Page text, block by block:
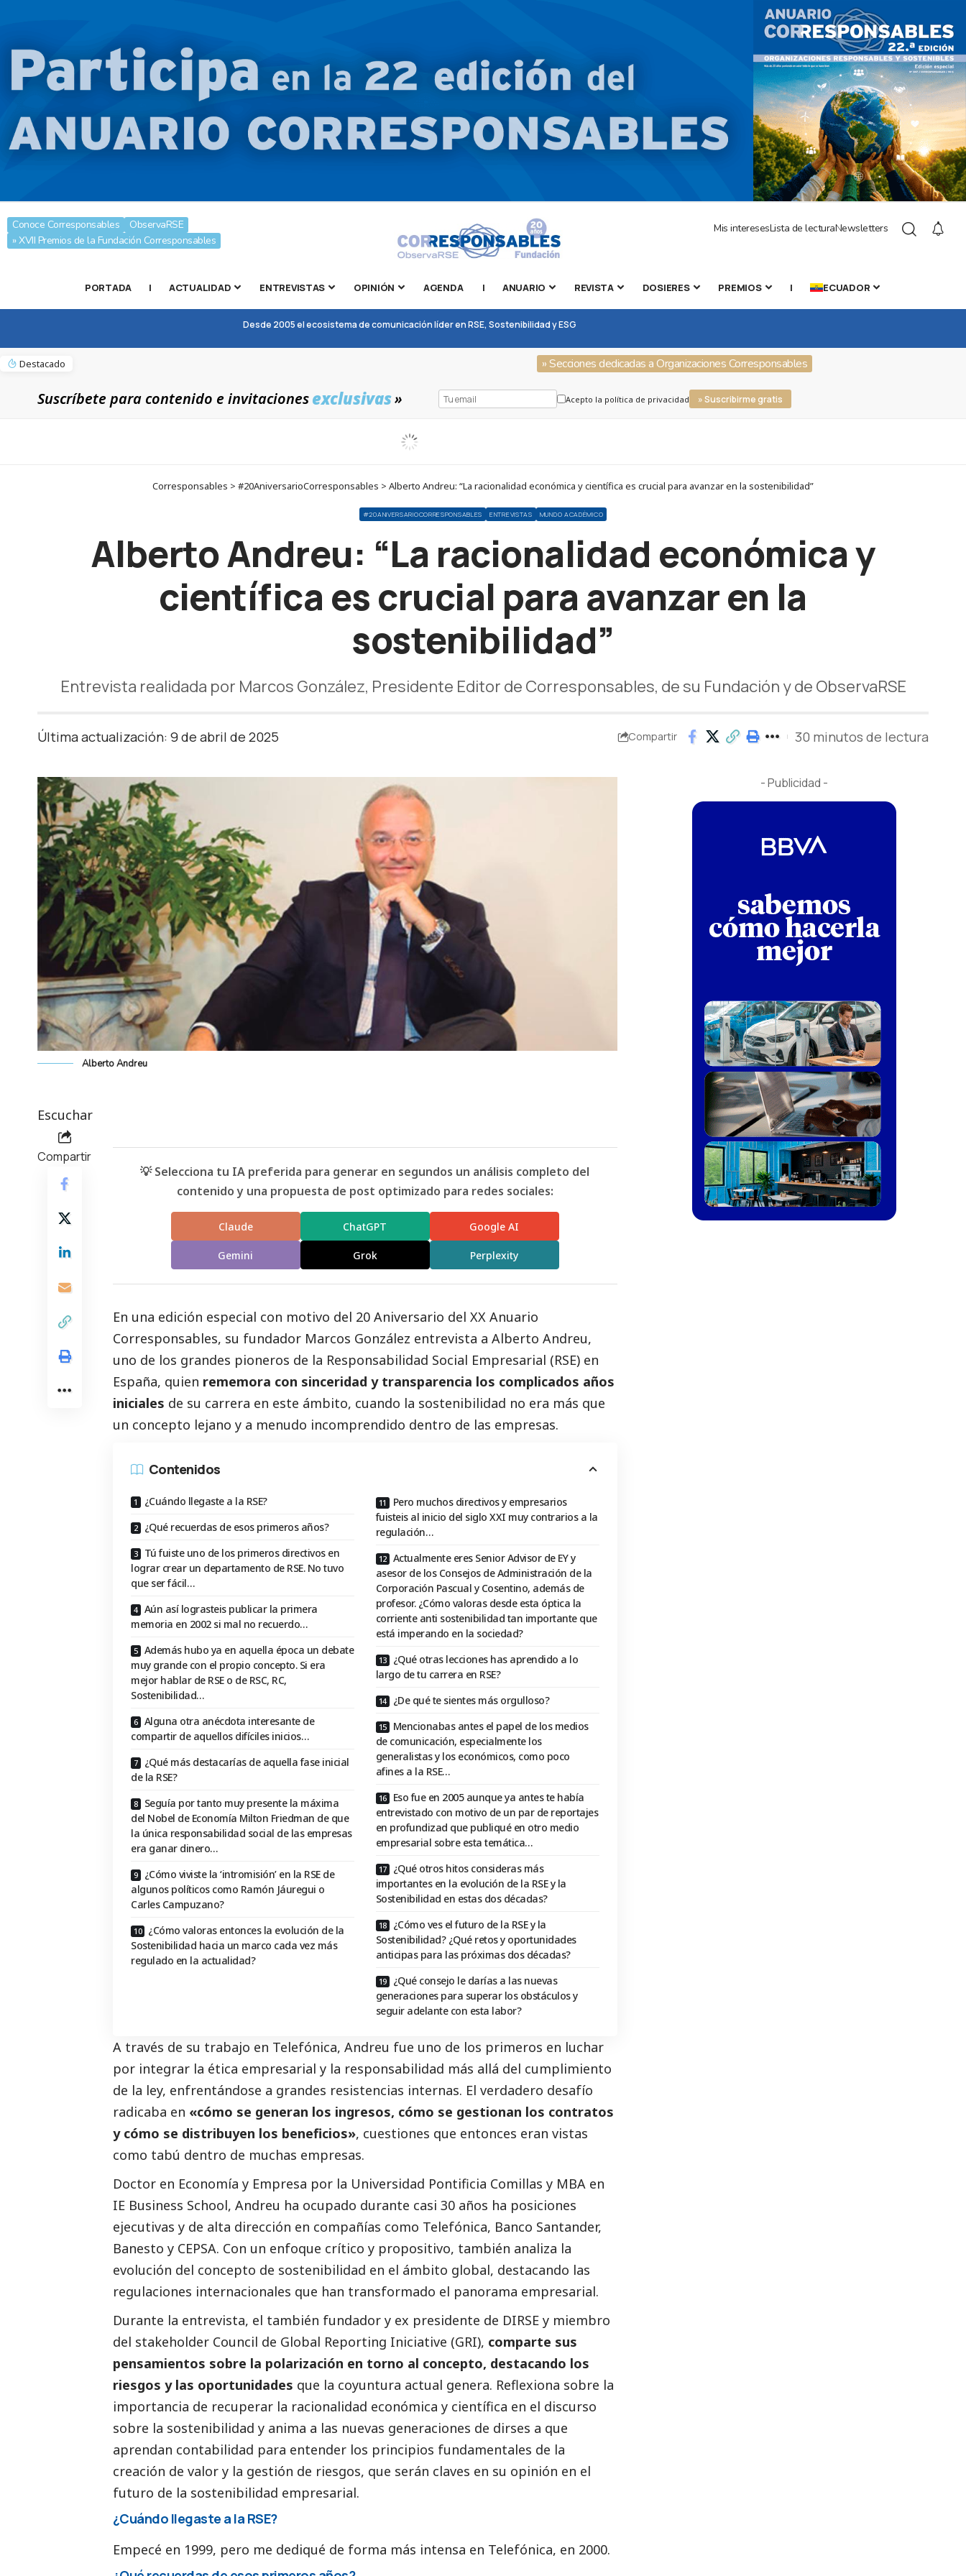
Conoce Corresponsables
ObservaRSE
» XVII Premios de la Fundación Corresponsables
Mis interesesLista de lecturaNewsletters
PORTADA | ACTUALIDAD ENTREVISTAS OPINIÓN AGENDA | ANUARIO REVISTA DOSIERES PREMIOS | ECUADOR
Desde 2005 el ecosistema de comunicación líder en RSE, Sostenibilidad y ESG
Destacado » Secciones dedicadas a Organizaciones Corresponsables
Suscríbete para contenido e invitacionesexclusivas» Acepto la política de privacidad » Suscribirme gratis
Corresponsables > #20AniversarioCorresponsables > Alberto Andreu: “La racionalidad económica y científica es crucial para avanzar en la sostenibilidad”
#20ANIVERSARIOCORRESPONSABLES ENTREVISTAS MUNDO ACADÉMICO
Alberto Andreu: “La racionalidad económica y
científica es crucial para avanzar en la
sostenibilidad”
Entrevista realidada por Marcos González, Presidente Editor de Corresponsables, de su Fundación y de ObservaRSE
Última actualización: 9 de abril de 2025 Compartir 30 minutos de lectura
Alberto Andreu
Escuchar
Compartir
💡 Selecciona tu IA preferida para generar en segundos un análisis completo del
contenido y una propuesta de post optimizado para redes sociales:
Claude ChatGPT Google AI
Gemini Grok Perplexity
En una edición especial con motivo del 20 Aniversario del XX Anuario
Corresponsables, su fundador Marcos González entrevista a Alberto Andreu,
uno de los grandes pioneros de la Responsabilidad Social Empresarial (RSE) en
España, quien rememora con sinceridad y transparencia los complicados años
iniciales de su carrera en este ámbito, cuando la sostenibilidad no era más que
un concepto lejano y a menudo incomprendido dentro de las empresas.
Contenidos
¿Cuándo llegaste a la RSE?
¿Qué recuerdas de esos primeros años?
Tú fuiste uno de los primeros directivos en
lograr crear un departamento de RSE. No tuvo
que ser fácil…
Aún así lograsteis publicar la primera
memoria en 2002 si mal no recuerdo…
Además hubo ya en aquella época un debate
muy grande con el propio concepto. Si era
mejor hablar de RSE o de RSC, RC,
Sostenibilidad…
Alguna otra anécdota interesante de
compartir de aquellos difíciles inicios…
¿Qué más destacarías de aquella fase inicial
de la RSE?
Seguía por tanto muy presente la máxima
del Nobel de Economía Milton Friedman de que
la única responsabilidad social de las empresas
era ganar dinero…
¿Cómo viviste la ‘intromisión’ en la RSE de
algunos políticos como Ramón Jáuregui o
Carles Campuzano?
¿Cómo valoras entonces la evolución de la
Sostenibilidad hacia un marco cada vez más
regulado en la actualidad?
Pero muchos directivos y empresarios
fuisteis al inicio del siglo XXI muy contrarios a la
regulación…
Actualmente eres Senior Advisor de EY y
asesor de los Consejos de Administración de la
Corporación Pascual y Cosentino, además de
profesor. ¿Cómo valoras desde esta óptica la
corriente anti sostenibilidad tan importante que
está imperando en la sociedad?
¿Qué otras lecciones has aprendido a lo
largo de tu carrera en RSE?
¿De qué te sientes más orgulloso?
Mencionabas antes el papel de los medios
de comunicación, especialmente los
generalistas y los económicos, como poco
afines a la RSE…
Eso fue en 2005 aunque ya antes te había
entrevistado con motivo de un par de reportajes
en profundizad que publiqué en otro medio
empresarial sobre esta temática…
¿Qué otros hitos consideras más
importantes en la evolución de la RSE y la
Sostenibilidad en estas dos décadas?
¿Cómo ves el futuro de la RSE y la
Sostenibilidad? ¿Qué retos y oportunidades
anticipas para las próximas dos décadas?
¿Qué consejo le darías a las nuevas
generaciones para superar los obstáculos y
seguir adelante con esta labor?
A través de su trabajo en Telefónica, Andreu fue uno de los primeros en luchar
por integrar la ética empresarial y la responsabilidad más allá del cumplimiento
de la ley, enfrentándose a grandes resistencias internas. El verdadero desafío
radicaba en «cómo se generan los ingresos, cómo se gestionan los contratos
y cómo se distribuyen los beneficios», cuestiones que entonces eran vistas
como tabú dentro de muchas empresas.
Doctor en Economía y Empresa por la Universidad Pontificia Comillas y MBA en
IE Business School, Andreu ha ocupado durante casi 30 años ha posiciones
ejecutivas y de alta dirección en compañías como Telefónica, Banco Santander,
Banesto y CEPSA. Con un enfoque crítico y propositivo, también analiza la
evolución del concepto de sostenibilidad en el ámbito global, destacando las
regulaciones internacionales que han transformado el panorama empresarial.
Durante la entrevista, el también fundador y ex presidente de DIRSE y miembro
del stakeholder Council de Global Reporting Iniciative (GRI), comparte sus
pensamientos sobre la polarización en torno al concepto, destacando los
riesgos y las oportunidades que la coyuntura actual genera. Reflexiona sobre la
importancia de recuperar la racionalidad económica y científica en el discurso
sobre la sostenibilidad y anima a las nuevas generaciones de dirses a que
aprendan contabilidad para entender los principios fundamentales de la
creación de valor y la gestión de riesgos, que serán claves en su opinión en el
futuro de la sostenibilidad empresarial.
¿Cuándo llegaste a la RSE?
Empecé en 1999, pero me dediqué de forma más intensa en Telefónica, en 2000.
- Publicidad -